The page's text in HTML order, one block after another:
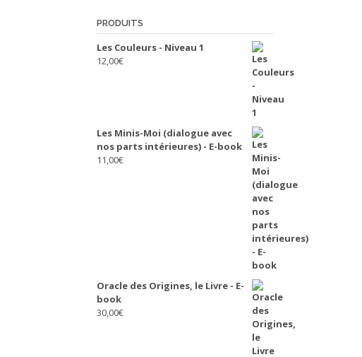
PRODUITS
Les Couleurs - Niveau 1
12,00€
Les Minis-Moi (dialogue avec
nos parts intérieures) - E-book
11,00€
Oracle des Origines, le Livre - E-
book
30,00€